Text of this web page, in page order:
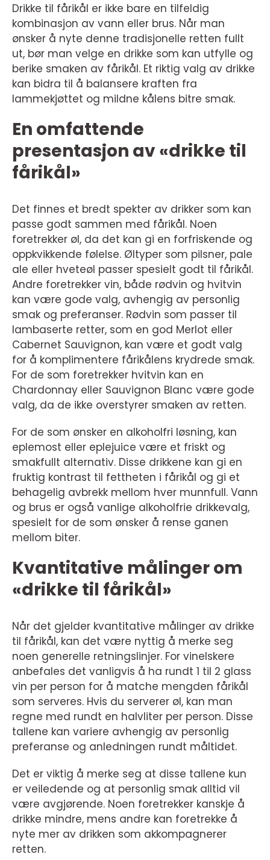
Drikke til fårikål er ikke bare en tilfeldig
kombinasjon av vann eller brus. Når man
ønsker å nyte denne tradisjonelle retten fullt
ut, bør man velge en drikke som kan utfylle og
berike smaken av fårikål. Et riktig valg av drikke
kan bidra til å balansere kraften fra
lammekjøttet og mildne kålens bitre smak.
En omfattende
presentasjon av «drikke til
fårikål»
Det finnes et bredt spekter av drikker som kan
passe godt sammen med fårikål. Noen
foretrekker øl, da det kan gi en forfriskende og
oppkvikkende følelse. Øltyper som pilsner, pale
ale eller hveteøl passer spesielt godt til fårikål.
Andre foretrekker vin, både rødvin og hvitvin
kan være gode valg, avhengig av personlig
smak og preferanser. Rødvin som passer til
lambaserte retter, som en god Merlot eller
Cabernet Sauvignon, kan være et godt valg
for å komplimentere fårikålens krydrede smak.
For de som foretrekker hvitvin kan en
Chardonnay eller Sauvignon Blanc være gode
valg, da de ikke overstyrer smaken av retten.
For de som ønsker en alkoholfri løsning, kan
eplemost eller eplejuice være et friskt og
smakfullt alternativ. Disse drikkene kan gi en
fruktig kontrast til fettheten i fårikål og gi et
behagelig avbrekk mellom hver munnfull. Vann
og brus er også vanlige alkoholfrie drikkevalg,
spesielt for de som ønsker å rense ganen
mellom biter.
Kvantitative målinger om
«drikke til fårikål»
Når det gjelder kvantitative målinger av drikke
til fårikål, kan det være nyttig å merke seg
noen generelle retningslinjer. For vinelskere
anbefales det vanligvis å ha rundt 1 til 2 glass
vin per person for å matche mengden fårikål
som serveres. Hvis du serverer øl, kan man
regne med rundt en halvliter per person. Disse
tallene kan variere avhengig av personlig
preferanse og anledningen rundt måltidet.
Det er viktig å merke seg at disse tallene kun
er veiledende og at personlig smak alltid vil
være avgjørende. Noen foretrekker kanskje å
drikke mindre, mens andre kan foretrekke å
nyte mer av drikken som akkompagnerer
retten.